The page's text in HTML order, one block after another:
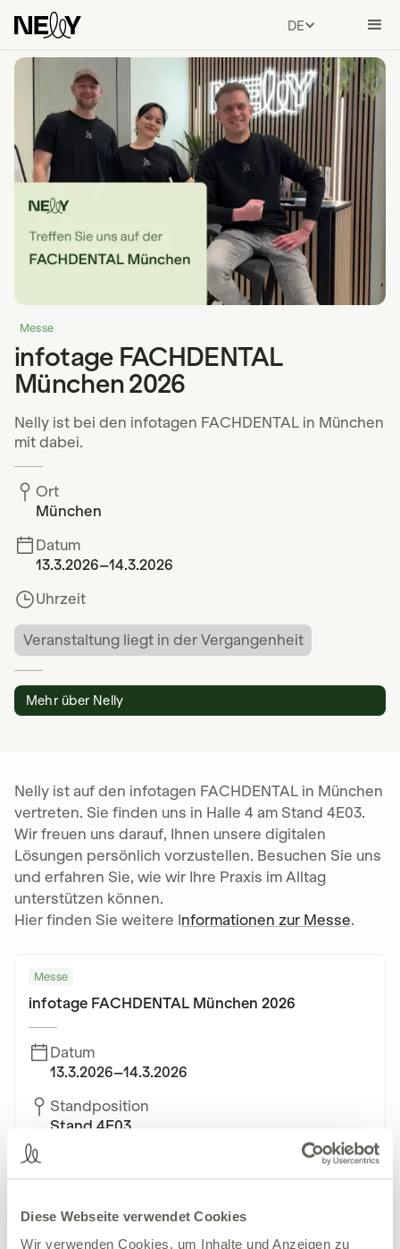
Diese Webseite verwendet Cookies
Wir verwenden Cookies, um Inhalte und Anzeigen zu
DEUTSCH
Messe
infotage FACHDENTAL
München 2026
Nelly ist bei den infotagen FACHDENTAL in München
mit dabei.
Ort
München
Datum
13.3.2026–14.3.2026
Uhrzeit
Veranstaltung liegt in der Vergangenheit
Mehr über Nelly
Messe
infotage FACHDENTAL München 2026
Datum
13.3.2026–14.3.2026
Standposition
Stand 4E03
MOC – Event Center Messe München
Veranstaltung liegt in der Vergangenheit
Nelly ist auf den infotagen FACHDENTAL in München
vertreten. Sie finden uns in Halle 4 am Stand 4E03.
Wir freuen uns darauf, Ihnen unsere digitalen
Lösungen persönlich vorzustellen. Besuchen Sie uns
und erfahren Sie, wie wir Ihre Praxis im Alltag
unterstützen können.
Hier finden Sie weitere Informationen zur Messe.